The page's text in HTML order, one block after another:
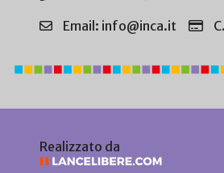
Email: info@inca.it
Realizzato da